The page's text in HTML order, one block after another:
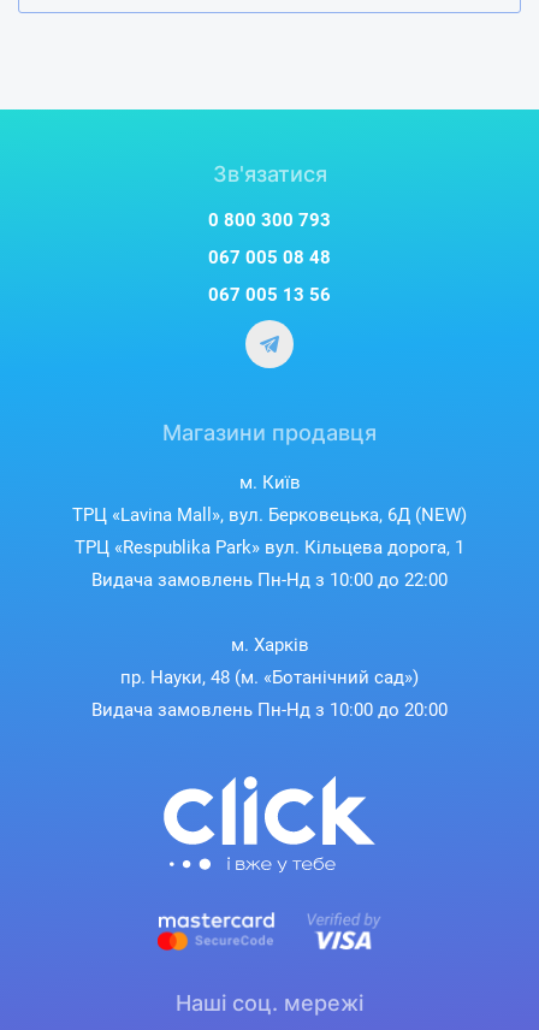
Зв'язатися
0 800 300 793
067 005 08 48
067 005 13 56
Магазини продавця
м. Київ
ТРЦ «Lavina Mall», вул. Берковецька, 6Д (NEW)
ТРЦ «Respublika Park» вул. Кільцева дорога, 1
Видача замовлень Пн-Нд з 10:00 до 22:00
м. Харків
пр. Науки, 48 (м. «Ботанічний сад»)
Видача замовлень Пн-Нд з 10:00 до 20:00
Наші соц. мережі